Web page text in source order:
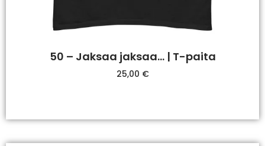
50 – Jaksaa jaksaa… | T-paita
25,00 €